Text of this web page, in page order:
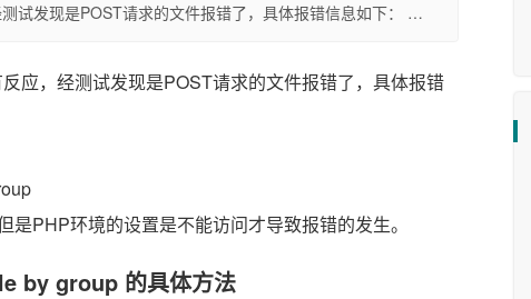
试发现是POST请求的文件报错了，具体报错信息如下： …
应，经测试发现是POST请求的文件报错了，具体报错
PHP环境的设置是不能访问才导致报错的发生。
by group 的具体方法